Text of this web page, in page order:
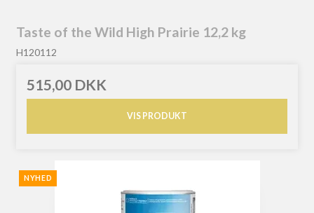
Taste of the Wild High Prairie 12,2 kg
H120112
515,00 DKK
VIS PRODUKT
NYHED